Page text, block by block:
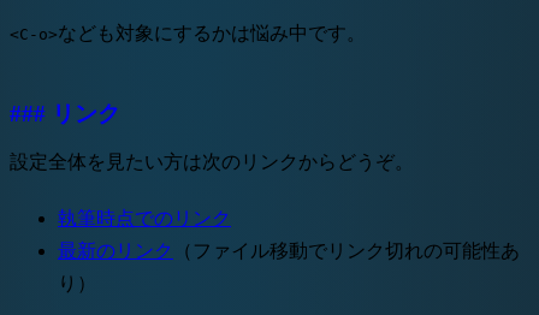
<C-o>なども対象にするかは悩み中です。
### リンク
設定全体を見たい方は次のリンクからどうぞ。
執筆時点でのリンク
最新のリンク
（ファイル移動でリンク切れの可能性あ
り）